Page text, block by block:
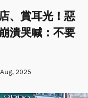
、賞耳光！惡
潰哭喊：不要
2025